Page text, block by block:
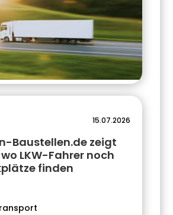
15.07.2026
Baustellen.de zeigt
LKW-Fahrer noch
finden